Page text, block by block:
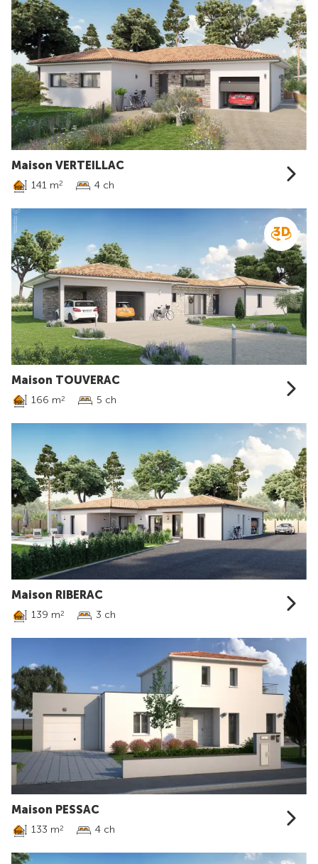
Maison VERTEILLAC
141 m2 4 ch
Maison TOUVERAC
166 m2 5 ch
Maison RIBERAC
139 m2 3 ch
Maison PESSAC
133 m2 4 ch